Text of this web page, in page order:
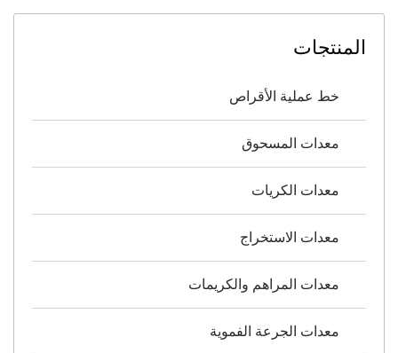
المنتجات
خط عملية الأقراص
معدات المسحوق
معدات الكريات
معدات الاستخراج
معدات المراهم والكريمات
معدات الجرعة الفموية